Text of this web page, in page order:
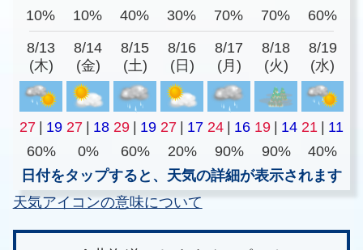
10%
10% 40% 30% 70% 70% 60%
8/13
(木)
8/14
(金)
8/15
(土)
8/16
(日)
8/17
(月)
8/18
(火)
8/19
(水)
27 | 19 27 | 18 29 | 19 27 | 17 24 | 16 19 | 14 21 | 11
60%
0% 60% 20% 90% 90%
40%
日付をタップすると、天気の詳細が表示されます
天気アイコンの意味について